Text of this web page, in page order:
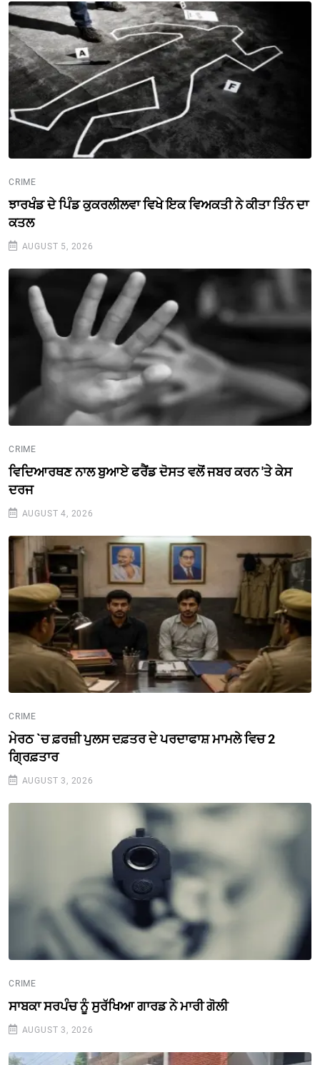
CRIME
ਝਾਰਖੰਡ ਦੇ ਪਿੰਡ ਕੁਕਰਲੀਲਵਾ ਵਿਖੇ ਇਕ ਵਿਅਕਤੀ ਨੇ ਕੀਤਾ ਤਿੰਨ ਦਾ
ਕਤਲ
AUGUST 5, 2026
CRIME
ਵਿਦਿਆਰਥਣ ਨਾਲ ਬੁਆਏ ਫਰੈਂਡ ਦੋਸਤ ਵਲੋਂ ਜਬਰ ਕਰਨ 'ਤੇ ਕੇਸ
ਦਰਜ
AUGUST 4, 2026
CRIME
ਮੇਰਠ `ਚ ਫ਼ਰਜ਼ੀ ਪੁਲਸ ਦਫ਼ਤਰ ਦੇ ਪਰਦਾਫਾਸ਼ ਮਾਮਲੇ ਵਿਚ 2
ਗ੍ਰਿਫ਼ਤਾਰ
AUGUST 3, 2026
CRIME
ਸਾਬਕਾ ਸਰਪੰਚ ਨੂੰ ਸੁਰੱਖਿਆ ਗਾਰਡ ਨੇ ਮਾਰੀ ਗੋਲੀ
AUGUST 3, 2026